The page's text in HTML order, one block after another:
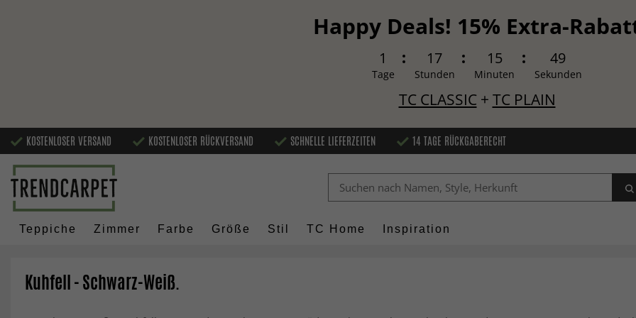
Happy Deals! 15% Extra-
1
Tage
17
Stunden
15
Minuten
48
Sekunden
TC CLASSIC+ TC PLAIN
KOSTENLOSER VERSAND KOSTENLOSER RÜCKVERSAND SCHNELLE LIEFERZEITEN 14 TAGE RÜCKGABERECHT
Teppiche Zimmer Farbe Größe Stil TC Home Inspiration
Kuhfell - Schwarz-Weiß.